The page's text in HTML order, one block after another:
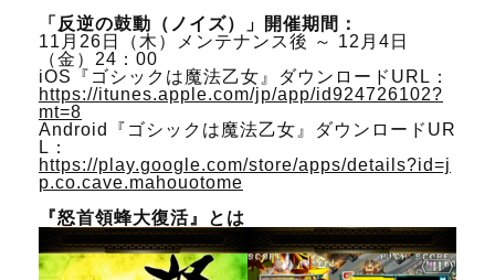
「反逆の鼓動（ノイズ）」開催期間：
11月26日（木）メンテナンス後 ～ 12月4日
（金）24：00
iOS『ゴシックは魔法乙女』ダウンロードURL：
https://itunes.apple.com/jp/app/id924726102?
mt=8
Android『ゴシックは魔法乙女』ダウンロードUR
L：
https://play.google.com/store/apps/details?id=j
p.co.cave.mahouotome
『怒首領蜂大復活』とは